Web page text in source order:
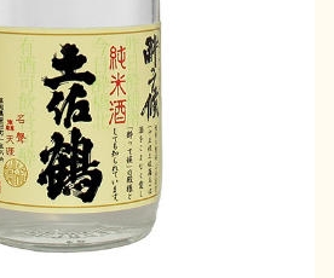
地酒解体新書